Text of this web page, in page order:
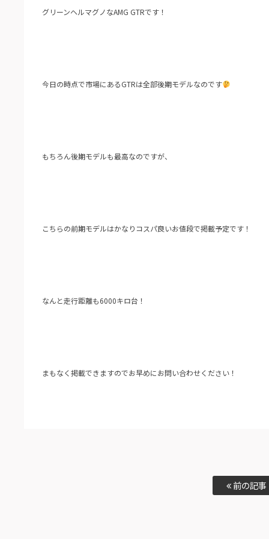
グリーンヘルマグノなAMG GTRです！
今日の時点で市場にあるGTRは全部後期モデルなのです
もちろん後期モデルも最高なのですが、
こちらの前期モデルはかなりコスパ良いお値段で掲載予定です！
なんと走行距離も6000キロ台！
まもなく掲載できますのでお早めにお問い合わせください！
前の記事